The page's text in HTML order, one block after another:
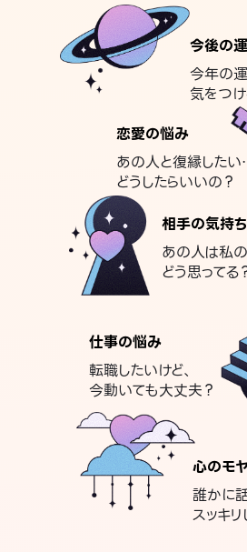
今後の
今年の
気をつ
恋愛の悩み
あの人と復縁した
どうしたらいいの？
相手の気持ち
あの人は私
どう思ってる
仕事の悩み
転職したいけど、
今動いても大丈夫？
心のモ
誰かに
スッキ